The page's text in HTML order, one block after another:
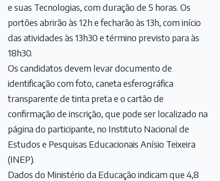
e suas Tecnologias, com duração de 5 horas. Os
portões abrirão às 12h e fecharão às 13h, com início
das atividades às 13h30 e término previsto para às
18h30.
Os candidatos devem levar documento de
identificação com foto, caneta esferográfica
transparente de tinta preta e o cartão de
confirmação de inscrição, que pode ser localizado na
página do participante, no Instituto Nacional de
Estudos e Pesquisas Educacionais Anísio Teixeira
(INEP).
Dados do Ministério da Educação indicam que 4,8